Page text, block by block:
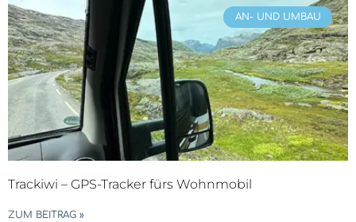
AN- UND UMBAU
Trackiwi – GPS-Tracker fürs Wohnmobil
ZUM BEITRAG »